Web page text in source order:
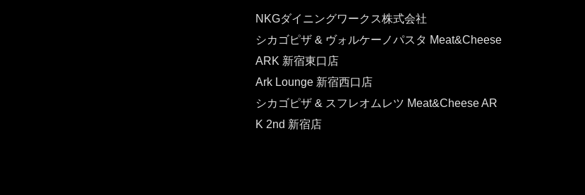
NKGダイニングワークス株式会社
シカゴピザ & ヴォルケーノパスタ Meat&Cheese
ARK 新宿東口店
Ark Lounge 新宿西口店
シカゴピザ & スフレオムレツ Meat&Cheese AR
K 2nd 新宿店